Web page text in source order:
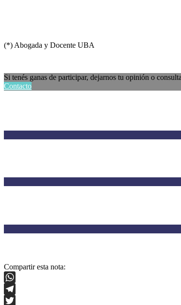
(*) Abogada y Docente UBA
Si tenés ganas de participar, dejarnos tu opinión o
Contacto
Compartir esta nota:
WhatsApp
Telegram